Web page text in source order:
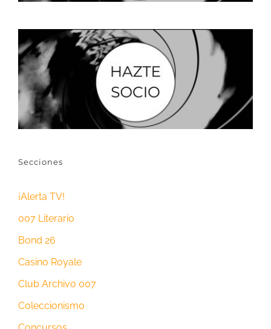
Secciones
¡Alerta TV!
007 Literario
Bond 26
Casino Royale
Club Archivo 007
Coleccionismo